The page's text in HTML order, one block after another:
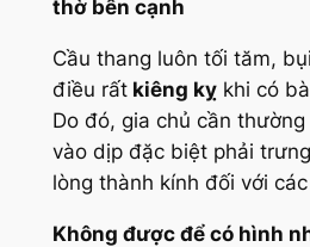
thờ bên cạnh
Cầu thang luôn tối tăm,
điều rấtkiêng kỵkhi có
Do đó, gia chủ cần
vào dịp đặc biệt phải
lòng thành kính đối với
Không được để có hình